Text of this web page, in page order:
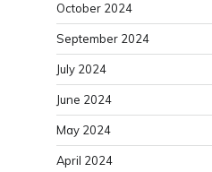
October 2024
September 2024
July 2024
June 2024
May 2024
April 2024